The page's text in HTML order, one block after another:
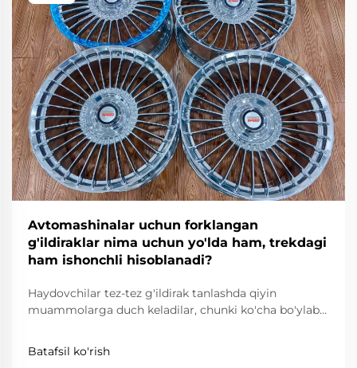
Avtomashinalar uchun forklangan
g'ildiraklar nima uchun yo'lda ham, trekdagi
ham ishonchli hisoblanadi?
Haydovchilar tez-tez g'ildirak tanlashda qiyin
muammolarga duch keladilar, chunki ko'cha bo'ylab
rioya qilishni talab qiladi, dori-borilish esa juda
yengillik, mustahkamlik va aniqlikni talab qiladi.
Batafsil ko'rish